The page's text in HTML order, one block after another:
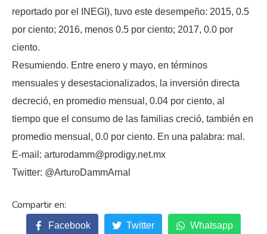
reportado por el INEGI), tuvo este desempeño: 2015, 0.5
por ciento; 2016, menos 0.5 por ciento; 2017, 0.0 por
ciento.
Resumiendo. Entre enero y mayo, en términos
mensuales y desestacionalizados, la inversión directa
decreció, en promedio mensual, 0.04 por ciento, al
tiempo que el consumo de las familias creció, también en
promedio mensual, 0.0 por ciento. En una palabra: mal.
E-mail: arturodamm@prodigy.net.mx
Twitter: @ArturoDammArnal
Facebook Twitter Whatsapp